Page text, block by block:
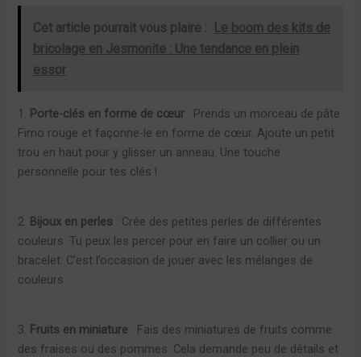
Cet article pourrait vous plaire :
Le boom des kits de
bricolage en Jesmonite : Une tendance en plein
essor
1. Porte-clés en forme de cœur : Prends un morceau de pâte
Fimo rouge et façonne-le en forme de cœur. Ajoute un petit
trou en haut pour y glisser un anneau. Une touche
personnelle pour tes clés !
2. Bijoux en perles : Crée des petites perles de différentes
couleurs. Tu peux les percer pour en faire un collier ou un
bracelet. C’est l’occasion de jouer avec les mélanges de
couleurs.
3. Fruits en miniature : Fais des miniatures de fruits comme
des fraises ou des pommes. Cela demande peu de détails et